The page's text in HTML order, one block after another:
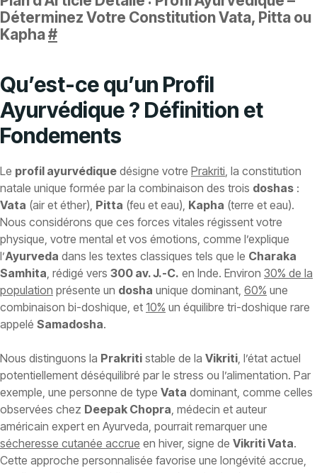
Déterminez Votre Constitution Vata, Pitta ou
Kapha#
Qu’est-ce qu’un Profil
Ayurvédique ? Définition et
Fondements
Le profil ayurvédique désigne votre Prakriti , la constitution
natale unique formée par la combinaison des trois doshas :
Vata (air et éther), Pitta (feu et eau), Kapha (terre et eau).
Nous considérons que ces forces vitales régissent votre
physique, votre mental et vos émotions, comme l’explique
l’Ayurveda dans les textes classiques tels que le Charaka
Samhita , rédigé vers 300 av. J.-C. en Inde. Environ 30% de la
population présente un dosha unique dominant, 60% une
combinaison bi-doshique, et 10% un équilibre tri-doshique rare
appelé Samadosha.
Nous distinguons la Prakriti stable de la Vikriti , l’état actuel
potentiellement déséquilibré par le stress ou l’alimentation. Par
exemple, une personne de type Vata dominant, comme celles
observées chez Deepak Chopra , médecin et auteur
américain expert en Ayurveda, pourrait remarquer une
sécheresse cutanée accrue en hiver, signe de Vikriti Vata.
Cette approche personnalisée favorise une longévité accrue,